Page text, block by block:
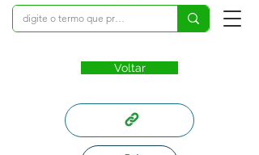
Voltar